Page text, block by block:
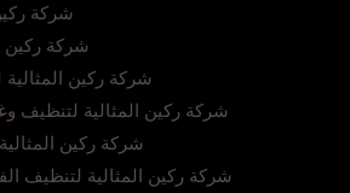
شركة
شركة ركين
شركة ركين المثالية
شركة ركين المثالية لتنظيف
شركة ركين
شركة ركين المثالية لتنظيف